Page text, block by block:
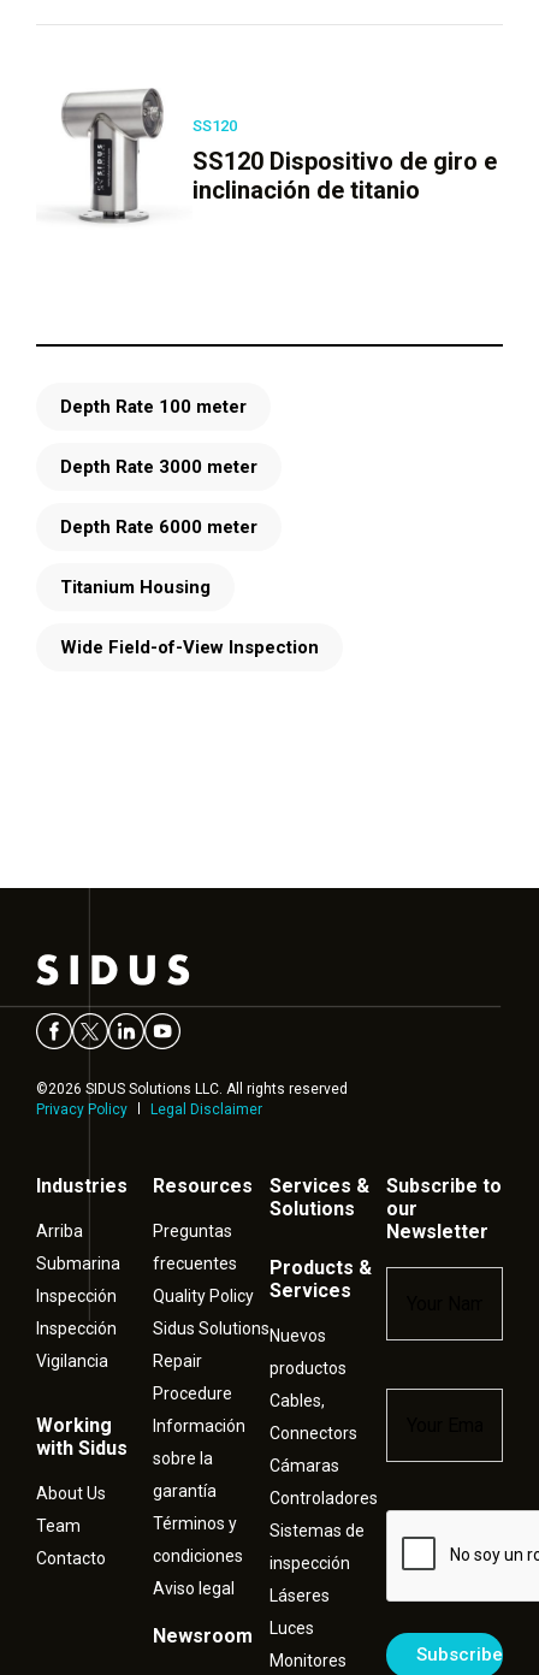
SS120
SS120 Dispositivo de giro e
inclinación de titanio
Depth Rate 100 meter
Depth Rate 3000 meter
Depth Rate 6000 meter
Titanium Housing
Wide Field-of-View Inspection
©2026 SIDUS Solutions LLC. All rights reserved
Privacy Policy
Legal Disclaimer
Industries
Arriba
Submarina
Inspección
Inspección
Vigilancia
Working
with Sidus
About Us
Team
Contacto
Resources
Preguntas
frecuentes
Quality Policy
Sidus Solutions
Repair
Procedure
Información
sobre la
garantía
Términos y
condiciones
Aviso legal
Newsroom
Services &
Solutions
Products &
Services
Nuevos
productos
Cables,
Connectors
Cámaras
Controladores
Sistemas de
inspección
Láseres
Luces
Monitores
Subscribe to
our
Newsletter